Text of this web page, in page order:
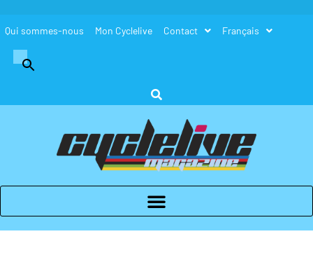
Qui sommes-nous Mon Cyclelive Contact Français
Search